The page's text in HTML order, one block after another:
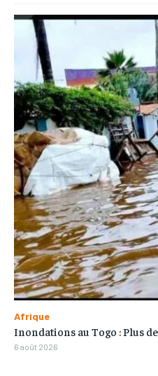
Afrique
Inondations au Togo : Plus
6 août 2026